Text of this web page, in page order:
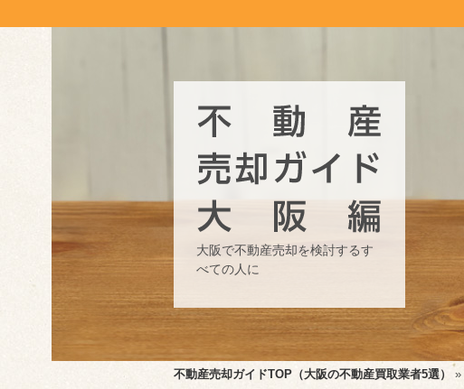
大阪で不動産売却を検討するす
べての人に
不動産売却ガイドTOP（大阪の不動産買取業者5選） »